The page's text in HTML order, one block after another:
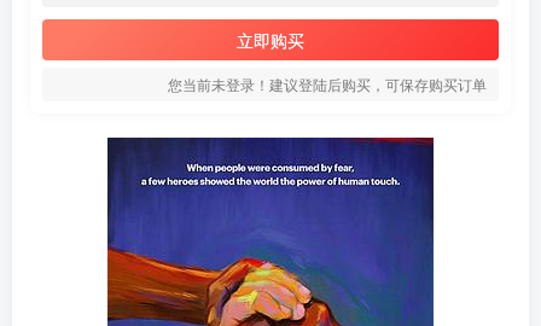
立即购买
您当前未登录！建议登陆后购买，可保存购买订单